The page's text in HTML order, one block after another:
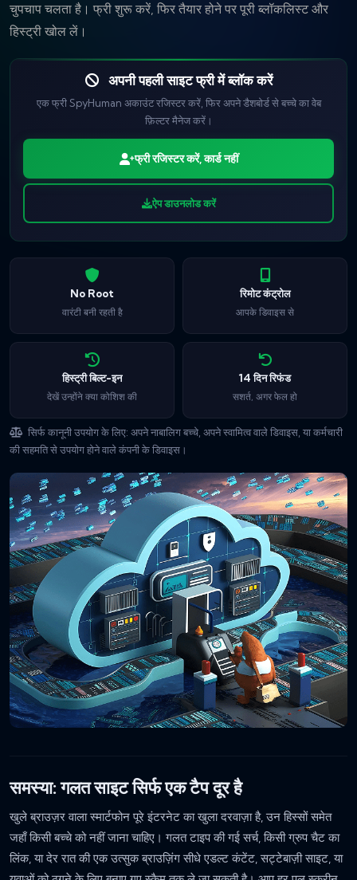
चुपचाप चलता है। फ्री शुरू करें, फिर तैयार होने पर पूरी ब्लॉकलिस्ट और
हिस्ट्री खोल लें।
अपनी पहली साइट फ्री में ब्लॉक करें
एक फ्री SpyHuman अकाउंट रजिस्टर करें, फिर अपने डैशबोर्ड से बच्चे का वेब
फ़िल्टर मैनेज करें।
फ्री रजिस्टर करें, कार्ड नहीं
ऐप डाउनलोड करें
No Root
वारंटी बनी रहती है
रिमोट कंट्रोल
आपके डिवाइस से
हिस्ट्री बिल्ट-इन
देखें उन्होंने क्या कोशिश की
14 दिन रिफंड
सशर्त, अगर फेल हो
सिर्फ कानूनी उपयोग के लिए: अपने नाबालिग बच्चे, अपने स्वामित्व वाले डिवाइस, या कर्मचारी
की सहमति से उपयोग होने वाले कंपनी के डिवाइस।
समस्या: गलत साइट सिर्फ एक टैप दूर है
खुले ब्राउज़र वाला स्मार्टफोन पूरे इंटरनेट का खुला दरवाज़ा है, उन हिस्सों समेत
जहाँ किसी बच्चे को नहीं जाना चाहिए। गलत टाइप की गई सर्च, किसी ग्रुप चैट का
लिंक, या देर रात की एक उत्सुक ब्राउज़िंग सीधे एडल्ट कंटेंट, सट्टेबाज़ी साइट, या